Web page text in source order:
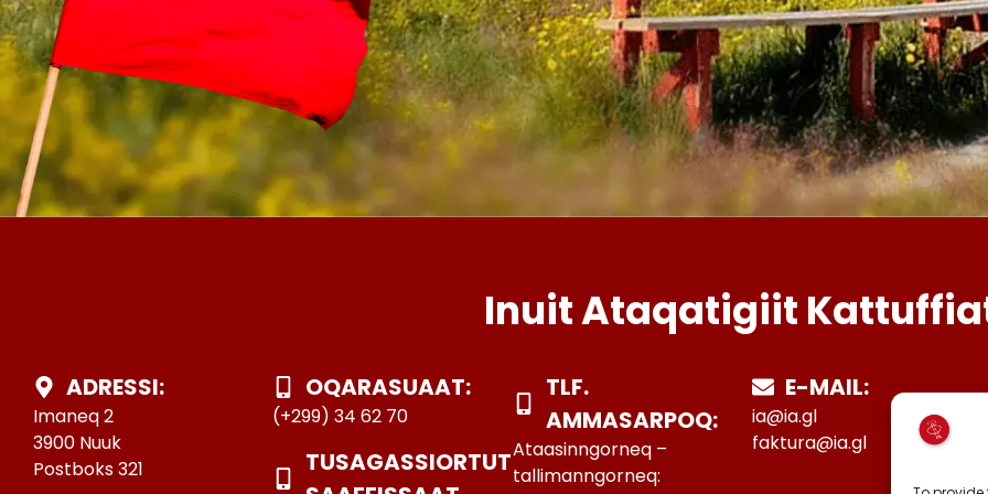
Inuit Ataqatigiit
ADRESSI:
Imaneq 2
3900 Nuuk
Postboks 321
OQARASUAAT:
(+299) 34 62 70
TUSAGASSIORTUT
TLF.
AMMASARPOQ:
Ataasinngorneq –
tallimanngorneq:
E-MAIL:
ia@ia.gl
faktura@ia.gl